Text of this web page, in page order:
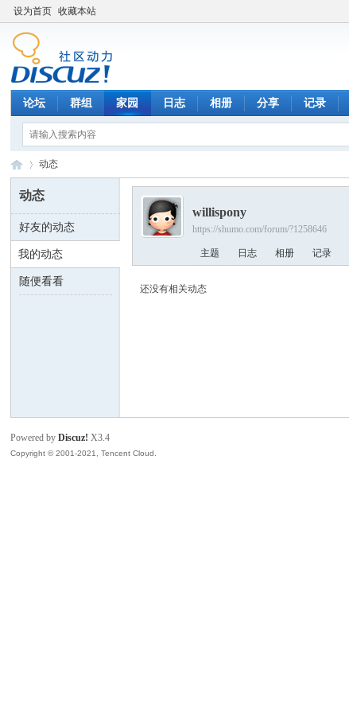
设为首页 收藏本站
论坛 群组 家园 日志 相册 分享 记录
数 ›
动态
动态
好友的动态
我的动态
随便看看
willispony
https://shumo.com/forum/?1258646
主题 日志 相册 记录
还没有相关动态
Powered byDiscuz! X3.4
Copyright © 2001-2021, Tencent Cloud.